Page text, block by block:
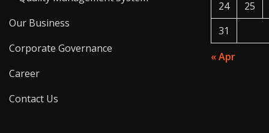
Our Business
Corporate Governance
Career
Contact Us
24
25
31
« Apr